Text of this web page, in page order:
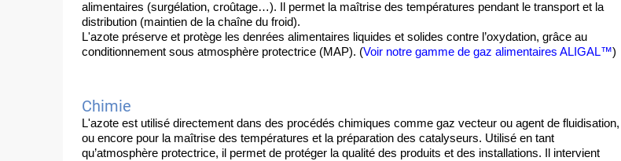
alimentaires (surgélation, croûtage…). Il permet la maîtrise des températures pendant le transport et la
distribution (maintien de la chaîne du froid).
L'azote préserve et protège les denrées alimentaires liquides et solides contre l’oxydation, grâce au
conditionnement sous atmosphère protectrice (MAP). (Voir notre gamme de gaz alimentaires ALIGAL™)
Chimie
L'azote est utilisé directement dans des procédés chimiques comme gaz vecteur ou agent de fluidisation,
ou encore pour la maîtrise des températures et la préparation des catalyseurs. Utilisé en tant
qu’atmosphère protectrice, il permet de protéger la qualité des produits et des installations. Il intervient